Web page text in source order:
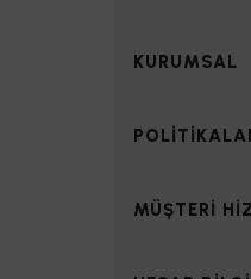
KURUMSAL
MÜŞTERİ